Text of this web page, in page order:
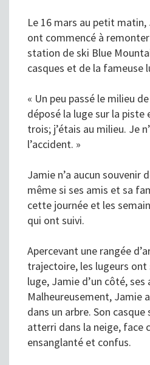
Le 16 mars au petit
ont commencé à
station de ski Blue
casques et de la fameuse
« Un peu passé le milieu
déposé la luge sur la
trois; j’étais au milieu. Je
l’accident. »
Jamie n’a aucun souvenir
même si ses amis et sa
cette journée et les
qui ont suivi.
Apercevant une rangée
trajectoire, les lugeurs ont
luge, Jamie d’un côté, ses
Malheureusement, Jamie
dans un arbre. Son casque
atterri dans la neige, face
ensanglanté et confus.